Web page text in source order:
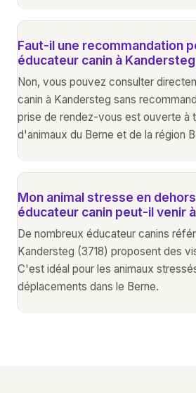
Faut-il une recommandation
éducateur canin à Kandersteg
Non, vous pouvez consulter
canin à Kandersteg sans
prise de rendez-vous est ouverte à
d'animaux du Berne et de la région
Mon animal stresse en
éducateur canin peut-il venir
De nombreux éducateur canins
Kandersteg (3718) proposent des
C'est idéal pour les animaux
déplacements dans le Berne.